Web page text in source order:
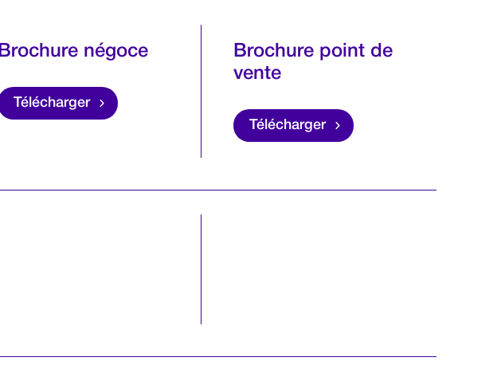
Brochure négoce
Télécharger
Brochure point de
vente
Télécharger